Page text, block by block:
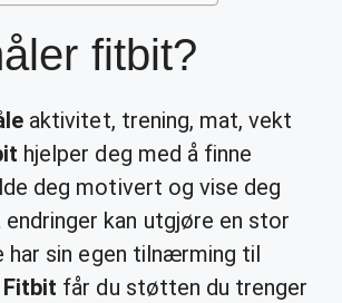
fitbit?
aktivitet, trening, mat, vekt
hjelper deg med å finne
deg motivert og vise deg
endringer kan utgjøre en stor
har sin egen tilnærming til
Fitbit får du støtten du trenger